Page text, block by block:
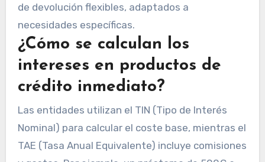
de devolución flexibles, adaptados a
necesidades específicas.
¿Cómo se calculan los
intereses en productos de
crédito inmediato?
Las entidades utilizan el TIN (Tipo de Interés
Nominal) para calcular el coste base, mientras el
TAE (Tasa Anual Equivalente) incluye comisiones